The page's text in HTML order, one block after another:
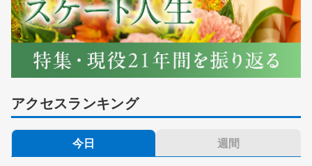
アクセスランキング
今日 週間